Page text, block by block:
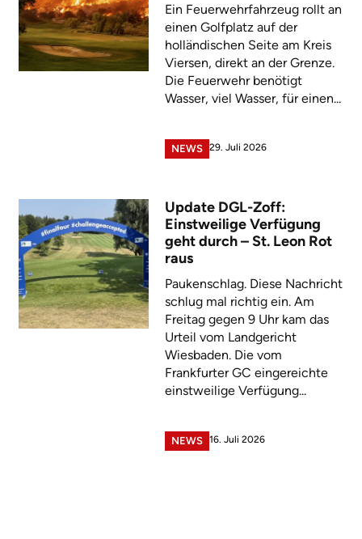
Ein Feuerwehrfahrzeug rollt an
einen Golfplatz auf der
holländischen Seite am Kreis
Viersen, direkt an der Grenze.
Die Feuerwehr benötigt
Wasser, viel Wasser, für einen...
NEWS 29. Juli 2026
Update DGL-Zoff:
Einstweilige Verfügung
geht durch – St. Leon Rot
raus
Paukenschlag. Diese Nachricht
schlug mal richtig ein. Am
Freitag gegen 9 Uhr kam das
Urteil vom Landgericht
Wiesbaden. Die vom
Frankfurter GC eingereichte
einstweilige Verfügung...
NEWS 16. Juli 2026